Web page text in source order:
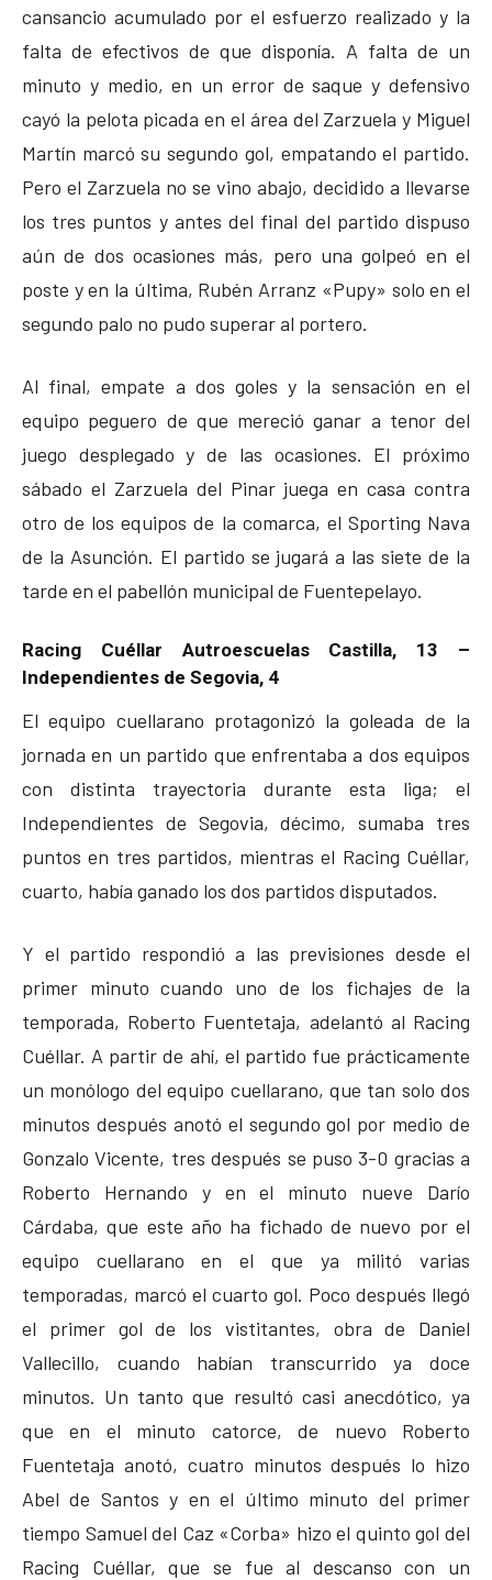
cansancio acumulado por el esfuerzo realizado y la
falta de efectivos de que disponía. A falta de un
minuto y medio, en un error de saque y defensivo
cayó la pelota picada en el área del Zarzuela y Miguel
Martín marcó su segundo gol, empatando el partido.
Pero el Zarzuela no se vino abajo, decidido a llevarse
los tres puntos y antes del final del partido dispuso
aún de dos ocasiones más, pero una golpeó en el
poste y en la última, Rubén Arranz «Pupy» solo en el
segundo palo no pudo superar al portero.
Al final, empate a dos goles y la sensación en el
equipo peguero de que mereció ganar a tenor del
juego desplegado y de las ocasiones. El próximo
sábado el Zarzuela del Pinar juega en casa contra
otro de los equipos de la comarca, el Sporting Nava
de la Asunción. El partido se jugará a las siete de la
tarde en el pabellón municipal de Fuentepelayo.
Racing Cuéllar Autroescuelas Castilla, 13 –
Independientes de Segovia, 4
El equipo cuellarano protagonizó la goleada de la
jornada en un partido que enfrentaba a dos equipos
con distinta trayectoria durante esta liga; el
Independientes de Segovia, décimo, sumaba tres
puntos en tres partidos, mientras el Racing Cuéllar,
cuarto, había ganado los dos partidos disputados.
Y el partido respondió a las previsiones desde el
primer minuto cuando uno de los fichajes de la
temporada, Roberto Fuentetaja, adelantó al Racing
Cuéllar. A partir de ahí, el partido fue prácticamente
un monólogo del equipo cuellarano, que tan solo dos
minutos después anotó el segundo gol por medio de
Gonzalo Vicente, tres después se puso 3-0 gracias a
Roberto Hernando y en el minuto nueve Darío
Cárdaba, que este año ha fichado de nuevo por el
equipo cuellarano en el que ya militó varias
temporadas, marcó el cuarto gol. Poco después llegó
el primer gol de los vistitantes, obra de Daniel
Vallecillo, cuando habían transcurrido ya doce
minutos. Un tanto que resultó casi anecdótico, ya
que en el minuto catorce, de nuevo Roberto
Fuentetaja anotó, cuatro minutos después lo hizo
Abel de Santos y en el último minuto del primer
tiempo Samuel del Caz «Corba» hizo el quinto gol del
Racing Cuéllar, que se fue al descanso con un